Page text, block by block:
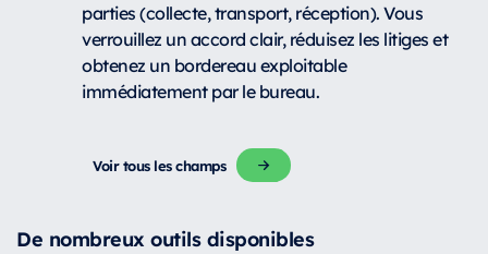
parties (collecte, transport, réception). Vous
verrouillez un accord clair, réduisez les litiges et
obtenez un bordereau exploitable
immédiatement par le bureau.
Voir tous les champs
De nombreux outils disponibles